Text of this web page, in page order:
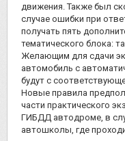
движения. Также был
случае ошибки при
получать пять
тематического блока:
Желающим для сдачи
автомобиль с
будут с
Новые правила
части практического
ГИБДД автодроме, в
автошколы, где